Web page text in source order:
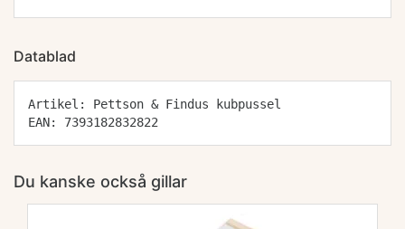
Datablad
Artikel: Pettson & Findus kubpussel
EAN: 7393182832822
Du kanske också gillar